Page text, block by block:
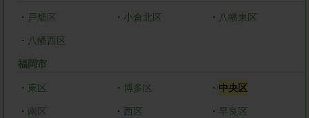
・ 戸畑区 ・ 小倉北区 ・ 八幡東区
・ 八幡西区
福岡市
・ 東区 ・ 博多区 ・ 中央区
・ 南区 ・ 西区 ・早良区